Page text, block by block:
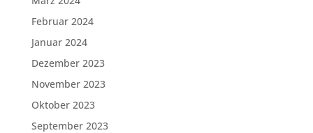
Februar 2024
Januar 2024
Dezember 2023
November 2023
Oktober 2023
September 2023